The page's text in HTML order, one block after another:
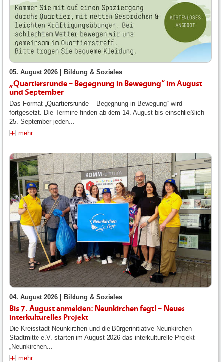
05. August 2026 | Bildung & Soziales
„Quartiersrunde – Begegnung in Bewegung“ im August
und September
Das Format „Quartiersrunde – Begegnung in Bewegung“ wird
fortgesetzt. Die Termine finden ab dem 14. August bis einschließlich
25. September jeden...
mehr
04. August 2026 | Bildung & Soziales
Bis 7. August anmelden: Neunkirchen fegt! – Neues
interkulturelles Projekt
Die Kreisstadt Neunkirchen und die Bürgerinitiative Neunkirchen
Stadtmitte e.V. starten im August 2026 das interkulturelle Projekt
„Neunkirchen...
mehr